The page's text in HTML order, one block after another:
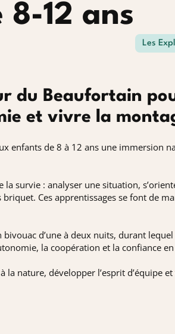
12 ans
Les
du Beaufortain
et vivre la
enfants de 8 à 12 ans une immersion
survie : analyser une situation,
Ces apprentissages se font de
bivouac d’une à deux nuits, durant
la coopération et la confiance
nature, développer l’esprit d’équipe